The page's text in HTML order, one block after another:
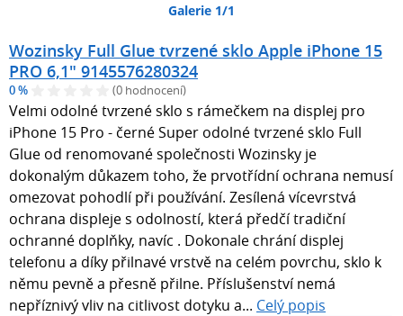
Galerie 1/1
Wozinsky Full Glue tvrzené sklo Apple iPhone 15
PRO 6,1" 9145576280324
0 % (0 hodnocení)
Velmi odolné tvrzené sklo s rámečkem na displej pro
iPhone 15 Pro - černé Super odolné tvrzené sklo Full
Glue od renomované společnosti Wozinsky je
dokonalým důkazem toho, že prvotřídní ochrana nemusí
omezovat pohodlí při používání. Zesílená vícevrstvá
ochrana displeje s odolností, která předčí tradiční
ochranné doplňky, navíc . Dokonale chrání displej
telefonu a díky přilnavé vrstvě na celém povrchu, sklo k
němu pevně a přesně přilne. Příslušenství nemá
nepříznivý vliv na citlivost dotyku a... Celý popis